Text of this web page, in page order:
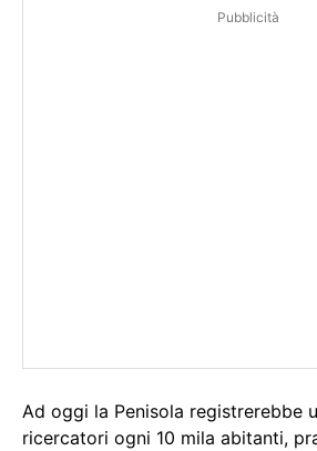
Pubblicità
Ad oggi la Penisola registrerebbe
ricercatori ogni 10 mila abitanti,